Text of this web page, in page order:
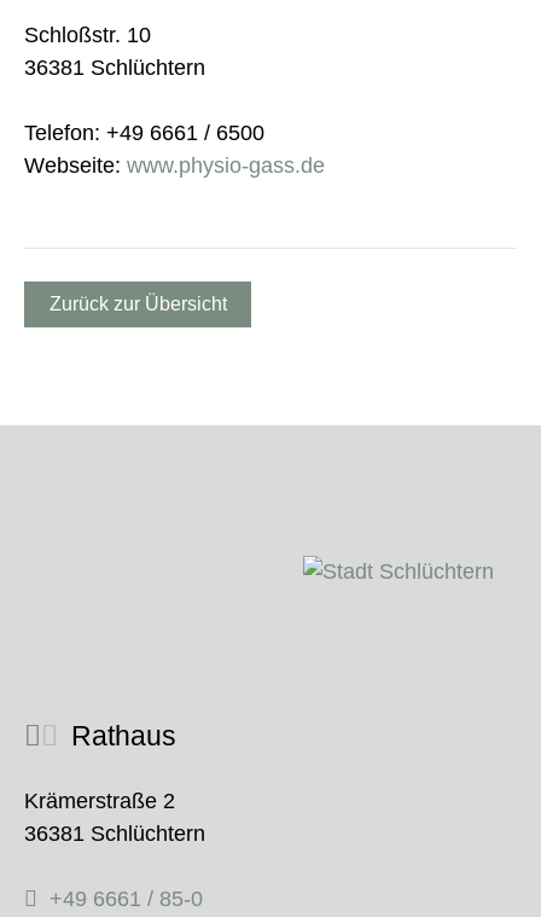
Schloßstr. 10
36381 Schlüchtern
Telefon: +49 6661 / 6500
Webseite: www.physio-gass.de
Zurück zur Übersicht
Rathaus
Krämerstraße 2
36381 Schlüchtern
+49 6661 / 85-0